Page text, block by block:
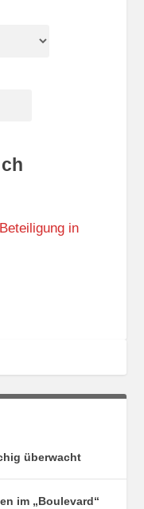
in
überwacht
im „Boulevard“